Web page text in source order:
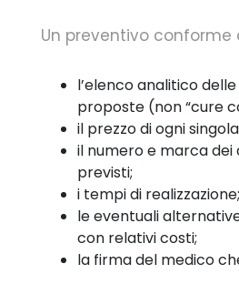
Un preventivo conforme
l’elenco analitico
proposte (non “cure
il prezzo di ogni
il numero e marca dei
previsti;
i tempi di realizzazione;
le eventuali
con relativi costi;
la firma del medico